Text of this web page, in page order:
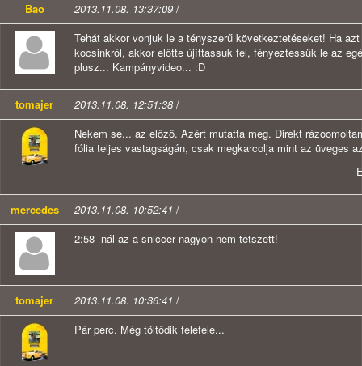
Bao 2013.11.08. 13:37:09 /
Tehát akkor vonjuk le a tényszerű következtetéseket! Ha
kocsinkról, akkor előtte újíttassuk fel, fényeztessük le az
plusz... Kampányvideo... :D
tomajer 2013.11.08. 12:51:38 /
Nekem se... az előző. Azért mutatta meg. Direkt
fólia teljes vastagságán, csak megkarcolja mint az üveges
mercedes 2013.11.08. 10:52:41 /
2:58- nál az a sniccer nagyon nem tetszett!
tomajer 2013.11.08. 10:36:41 /
Pár perc. Még töltődik felefele...